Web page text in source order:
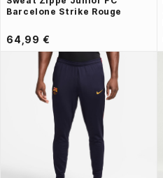
Barcelone Strike Rouge
64,99 €